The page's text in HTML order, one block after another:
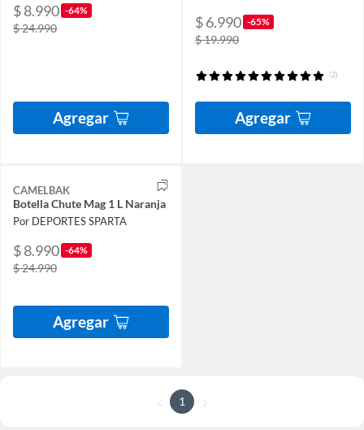
$ 8.990 -64%
$ 24.990
Agregar
$ 6.990 -65%
$ 19.990
(2)
Agregar
CAMELBAK
Botella Chute Mag 1 L Naranja
Por DEPORTES SPARTA
$ 8.990 -64%
$ 24.990
Agregar
1